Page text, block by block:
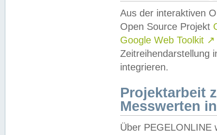
Aus der interaktiven
Open Source Projekt
Google Web Toolkit ↗
Zeitreihendarstellung
integrieren.
Projektarbeit
Messwerten
Über PEGELONLINE